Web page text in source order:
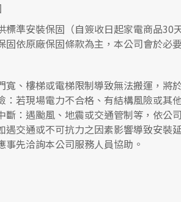
標準安裝保固（自簽收日起家電商品30
固依原廠保固條款為主，本公司會於必
寬、樓梯或電梯限制導致無法搬運，將
： 若現場電力不合格、有結構風險或其
斷 ：遇颱風、地震或交通管制等，依公
遇交通或不可抗力之因素影響導致安
事先洽詢本公司服務人員協助。